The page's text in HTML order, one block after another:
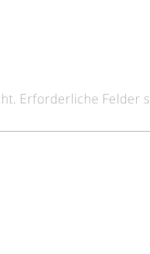
Erforderliche Felder